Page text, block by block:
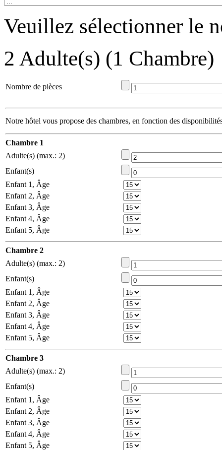
Veuillez sélectionner le
2 Adulte(s) (1 Сhambre)
Nombre de pièces
Notre hôtel vous propose des chambres, en fonction des
Сhambre 1
Adulte(s) (max.: 2)
Enfant(s)
Enfant 1, Âge
Enfant 2, Âge
Enfant 3, Âge
Enfant 4, Âge
Enfant 5, Âge
Сhambre 2
Adulte(s) (max.: 2)
Enfant(s)
Enfant 1, Âge
Enfant 2, Âge
Enfant 3, Âge
Enfant 4, Âge
Enfant 5, Âge
Сhambre 3
Adulte(s) (max.: 2)
Enfant(s)
Enfant 1, Âge
Enfant 2, Âge
Enfant 3, Âge
Enfant 4, Âge
Enfant 5, Âge